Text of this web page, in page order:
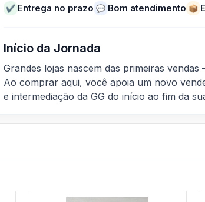
✔ Entrega no prazo 💬 Bom atendimento 📦
Início da Jornada
Grandes lojas nascem das primeiras
Ao comprar aqui, você apoia um novo
e intermediação da GG do início ao fim da